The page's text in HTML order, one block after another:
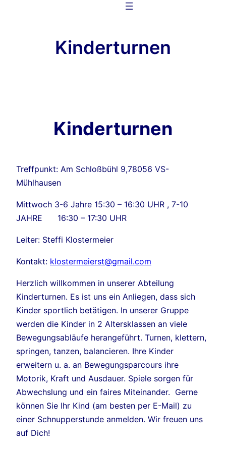
Kinderturnen
Kinderturnen
Treffpunkt: Am Schloßbühl 9,78056 VS-
Mühlhausen
Mittwoch 3-6 Jahre 15:30 – 16:30 UHR , 7-10
JAHRE 16:30 – 17:30 UHR
Leiter: Steffi Klostermeier
Kontakt: klostermeierst@gmail.com
Herzlich willkommen in unserer Abteilung
Kinderturnen. Es ist uns ein Anliegen, dass sich
Kinder sportlich betätigen. In unserer Gruppe
werden die Kinder in 2 Altersklassen an viele
Bewegungsabläufe herangeführt. Turnen, klettern,
springen, tanzen, balancieren. Ihre Kinder
erweitern u. a. an Bewegungsparcours ihre
Motorik, Kraft und Ausdauer. Spiele sorgen für
Abwechslung und ein faires Miteinander. Gerne
können Sie Ihr Kind (am besten per E-Mail) zu
einer Schnupperstunde anmelden. Wir freuen uns
auf Dich!